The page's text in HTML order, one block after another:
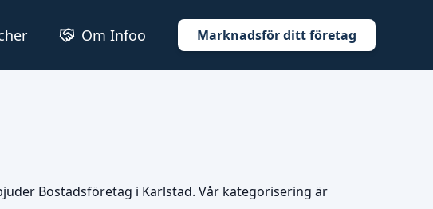
Om Infoo Marknadsför ditt företag
Bostadsföretag i Karlstad. Vår kategorisering är